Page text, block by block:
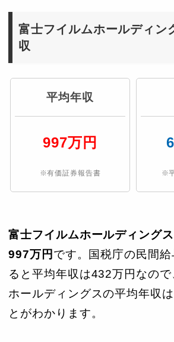
富士フイルムホールディン
収
平均年収
997万円
※有価証券報告書 ※
富士フイルムホールディング
997万円 です。国税庁の民間
ると平均年収は432万円なの
ホールディングスの平均年収
とがわかります。